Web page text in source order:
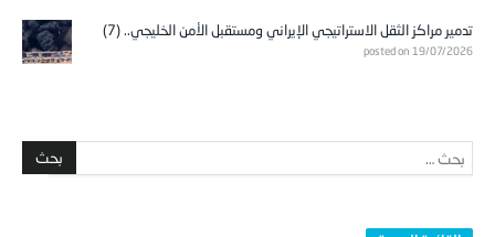
تدمير مراكز الثقل الاستراتيجي الإيراني ومستقبل الأمن الخليجي.. (7)
posted on 19/07/2026